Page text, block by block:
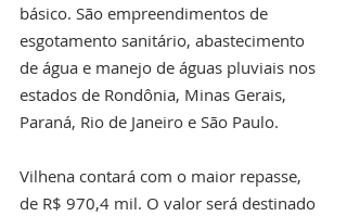
básico. São empreendimentos de
esgotamento sanitário, abastecimento
de água e manejo de águas pluviais nos
estados de Rondônia, Minas Gerais,
Paraná, Rio de Janeiro e São Paulo.
Vilhena contará com o maior repasse,
de R$ 970,4 mil. O valor será destinado